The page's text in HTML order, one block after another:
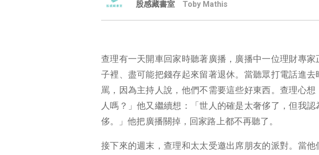
股感藏書室 Toby Mathis
查理有一天開車回家時聽著廣播，廣播中一位理財專
子裡、盡可能把錢存起來留著退休。當聽眾打電話進
罵，因為主持人說，他們不需要這些好東西。查理心
人嗎？」他又繼續想：「世人的確是太奢侈了，但我
侈。」他把廣播關掉，回家路上都不再聽了。
接下來的週末，查理和太太受邀出席朋友的派對。當